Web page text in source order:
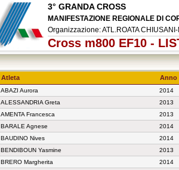
3° GRANDA CROSS
MANIFESTAZIONE REGIONALE DI
Organizzazione: ATL.ROATA
Cross m800 EF10 -
Atleta Anno
ABAZI Aurora 2014
ALESSANDRIA Greta 2013
AMENTA Francesca 2013
BARALE Agnese 2014
BAUDINO Nives 2014
BENDIBOUN Yasmine 2013
BRERO Margherita 2014